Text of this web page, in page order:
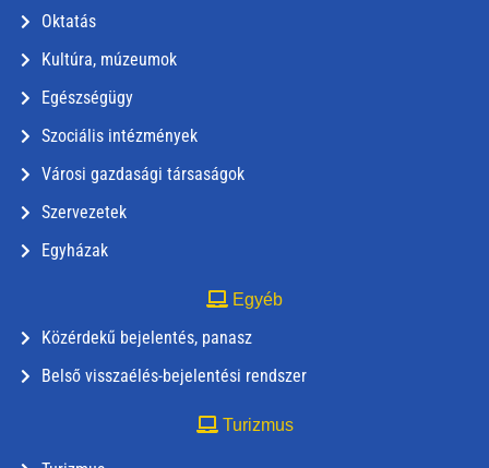
Oktatás
Kultúra, múzeumok
Egészségügy
Szociális intézmények
Városi gazdasági társaságok
Szervezetek
Egyházak
Egyéb
Közérdekű bejelentés, panasz
Belső visszaélés-bejelentési rendszer
Turizmus